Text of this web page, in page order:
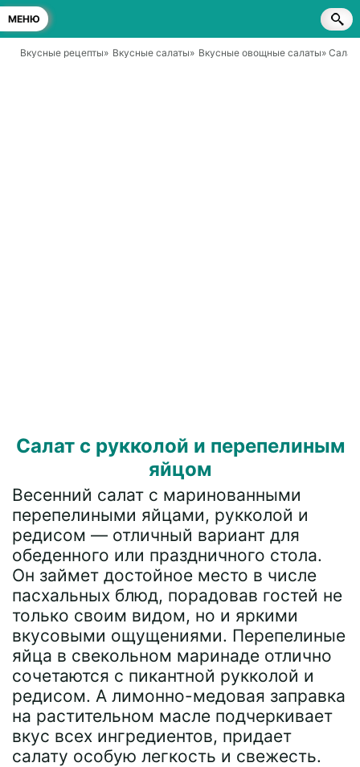
МЕНЮ
Вкусные рецепты» Вкусные салаты» Вкусные овощные салаты»
Салат с рукколой и перепелиным
яйцом
Весенний салат с маринованными
перепелиными яйцами, рукколой и
редисом — отличный вариант для
обеденного или праздничного стола.
Он займет достойное место в числе
пасхальных блюд, порадовав гостей не
только своим видом, но и яркими
вкусовыми ощущениями. Перепелиные
яйца в свекольном маринаде отлично
сочетаются с пикантной рукколой и
редисом. А лимонно-медовая заправка
на растительном масле подчеркивает
вкус всех ингредиентов, придает
салату особую легкость и свежесть.